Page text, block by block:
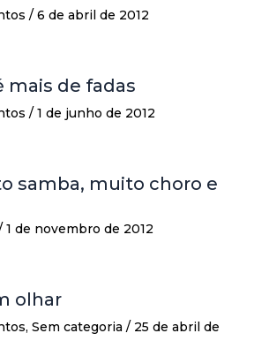
/ 6 de abril de 2012
mais de fadas
/ 1 de junho de 2012
samba, muito choro e
1 de novembro de 2012
olhar
, Sem categoria / 25 de abril de